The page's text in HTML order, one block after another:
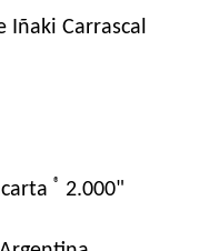
Iñaki Carrascal
® 2.000"